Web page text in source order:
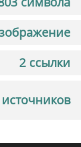
2 ссылки
источников